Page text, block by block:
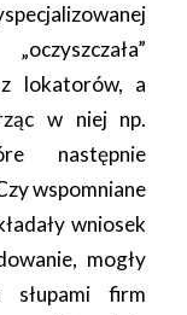
z lokatorów, a
w niej np.
następnie
wspomniane
wniosek
mogły
słupami firm